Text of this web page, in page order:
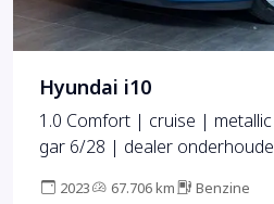
Hyundai i10
1.0 Comfort | cruise |
gar 6/28 | dealer
2023 67.706 km Benzine